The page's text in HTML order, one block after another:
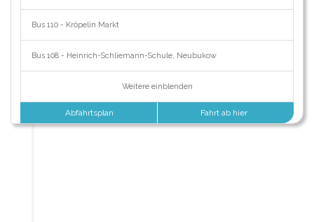
Bus 110 - Kröpelin Markt
Bus 108 - Heinrich-Schliemann-Schule, Neubukow
Weitere einblenden
Abfahrtsplan Fahrt ab hier